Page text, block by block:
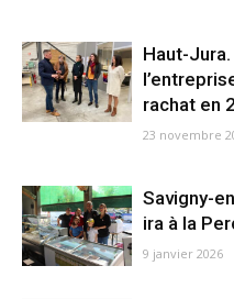
Haut-
rachat en
23 novembre
Savigny-
ira à la
9 janvier 2026